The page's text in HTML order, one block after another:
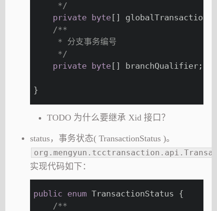
     */
private
byte[]
/**
     * 分支事务编号
     */
private
byte[] branchQualifier;
}
TODO 为什么要继承 Xid 接口？
status，事务状态( TransactionStatus )。
实现代码如下：
public enum TransactionStatus {
/**